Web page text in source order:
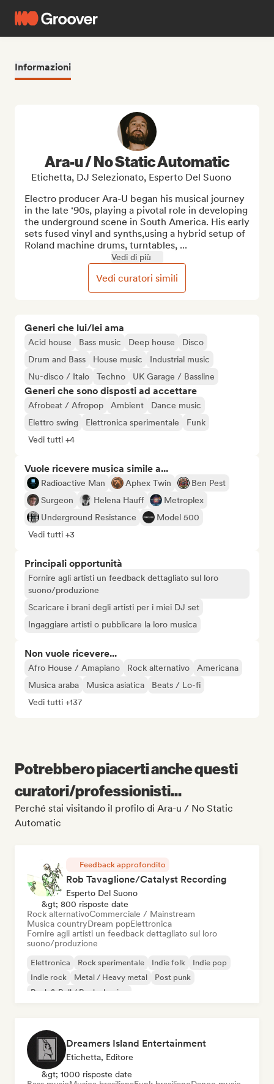
Informazioni
Generi che lui/lei ama
Acid house Bass music Deep house
Disco
Drum and Bass
House music
Industrial music
Nu-disco / Italo
Techno UK Garage / Bassline
Generi che sono disposti ad accettare
Afrobeat / Afropop Ambient
Dance music
Elettro swing
Elettronica sperimentale
Funk
Vedi tutti +4
Vuole ricevere musica simile a...
Radioactive Man Aphex Twin
Ben Pest
Surgeon
Helena Hauff
Metroplex
Underground Resistance
Model 500
Vedi tutti +3
Principali opportunità
Fornire agli artisti un feedback dettagliato sul loro
suono/produzione
Scaricare i brani degli artisti per i miei DJ set
Ingaggiare artisti o pubblicare la loro musica
Non vuole ricevere...
Afro House / Amapiano Rock alternativo
Americana
Musica araba
Musica asiatica
Beats / Lo-fi
Vedi tutti +137
Ara-u / No Static Automatic
Etichetta, DJ Selezionato, Esperto Del Suono
Electro producer Ara-U began his musical journey
in the late ‘90s, playing a pivotal role in developing
the underground scene in South America. His early
sets fused vinyl and synths,using a hybrid setup of
Roland machine drums, turntables, ...
Vedi di più
Vedi curatori simili
Potrebbero piacerti anche questi
curatori/professionisti...
Perché stai visitando il profilo di Ara-u / No Static
Automatic
Feedback approfondito
Rob Tavaglione/Catalyst Recording
Esperto Del Suono
&gt; 800 risposte date
Rock alternativoCommerciale / Mainstream
Musica countryDream popElettronica
Fornire agli artisti un feedback dettagliato sul loro
suono/produzione
Elettronica Rock sperimentale Indie folk
Indie pop
Indie rock
Metal / Heavy metal
Post punk
Rock & Roll / Rock classico
Dreamers Island Entertainment
Etichetta, Editore
&gt; 1000 risposte date